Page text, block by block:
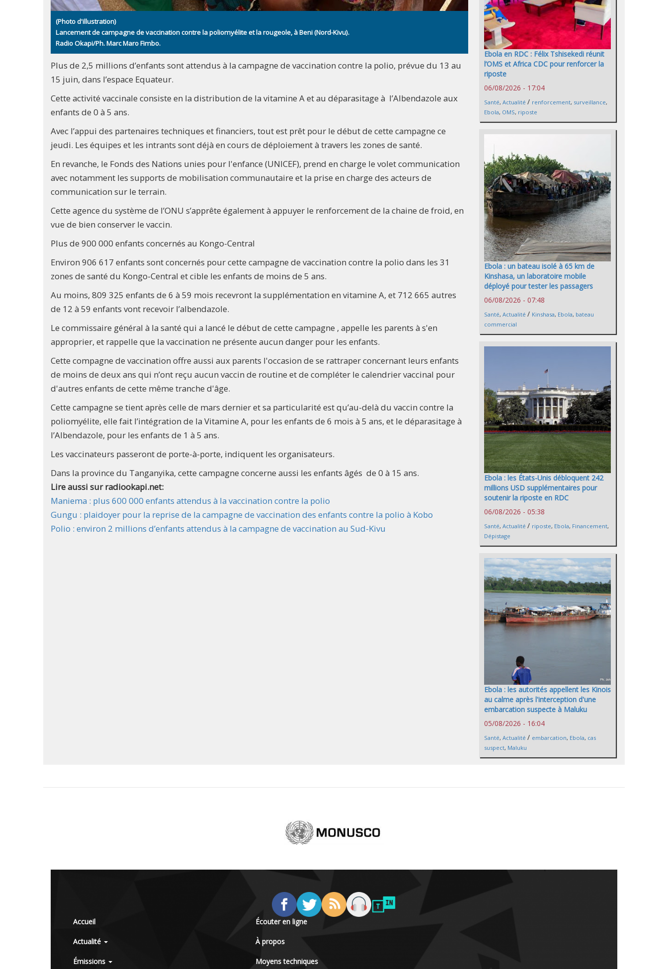
(Photo d'illustration)
Lancement de campagne de vaccination contre la poliomyélite et la rougeole, à Beni (Nord-Kivu).
Radio Okapi/Ph. Marc Maro Fimbo.
Plus de 2,5 millions d’enfants sont attendus à la campagne de vaccination contre la polio, prévue du 13 au
15 juin, dans l’espace Equateur.
Cette activité vaccinale consiste en la distribution de la vitamine A et au déparasitage à l’Albendazole aux
enfants de 0 à 5 ans.
Avec l’appui des partenaires techniques et financiers, tout est prêt pour le début de cette campagne ce
jeudi. Les équipes et les intrants sont déjà en cours de déploiement à travers les zones de santé.
En revanche, le Fonds des Nations unies pour l'enfance (UNICEF), prend en charge le volet communication
avec notamment les supports de mobilisation communautaire et la prise en charge des acteurs de
communication sur le terrain.
Cette agence du système de l’ONU s’apprête également à appuyer le renforcement de la chaine de froid, en
vue de bien conserver le vaccin.
Plus de 900 000 enfants concernés au Kongo-Central
Environ 906 617 enfants sont concernés pour cette campagne de vaccination contre la polio dans les 31
zones de santé du Kongo-Central et cible les enfants de moins de 5 ans.
Au moins, 809 325 enfants de 6 à 59 mois recevront la supplémentation en vitamine A, et 712 665 autres
de 12 à 59 enfants vont recevoir l’albendazole.
Le commissaire général à la santé qui a lancé le début de cette campagne , appelle les parents à s'en
approprier, et rappelle que la vaccination ne présente aucun danger pour les enfants.
Cette compagne de vaccination offre aussi aux parents l'occasion de se rattraper concernant leurs enfants
de moins de deux ans qui n’ont reçu aucun vaccin de routine et de compléter le calendrier vaccinal pour
d'autres enfants de cette même tranche d'âge.
Cette campagne se tient après celle de mars dernier et sa particularité est qu’au-delà du vaccin contre la
poliomyélite, elle fait l’intégration de la Vitamine A, pour les enfants de 6 mois à 5 ans, et le déparasitage à
l’Albendazole, pour les enfants de 1 à 5 ans.
Les vaccinateurs passeront de porte-à-porte, indiquent les organisateurs.
Dans la province du Tanganyika, cette campagne concerne aussi les enfants âgés de 0 à 15 ans.
Lire aussi sur radiookapi.net:
Maniema : plus 600 000 enfants attendus à la vaccination contre la polio
Gungu : plaidoyer pour la reprise de la campagne de vaccination des enfants contre la polio à Kobo
Polio : environ 2 millions d’enfants attendus à la campagne de vaccination au Sud-Kivu
Ebola en RDC : Félix Tshisekedi réunit
l’OMS et Africa CDC pour renforcer la
riposte
06/08/2026 - 17:04
Santé, Actualité / renforcement, surveillance,
Ebola, OMS, riposte
Ebola : un bateau isolé à 65 km de
Kinshasa, un laboratoire mobile
déployé pour tester les passagers
06/08/2026 - 07:48
Santé, Actualité / Kinshasa, Ebola, bateau
commercial
Ebola : les États-Unis débloquent 242
millions USD supplémentaires pour
soutenir la riposte en RDC
06/08/2026 - 05:38
Santé, Actualité / riposte, Ebola, Financement,
Dépistage
Ebola : les autorités appellent les Kinois
au calme après l'interception d'une
embarcation suspecte à Maluku
05/08/2026 - 16:04
Santé, Actualité / embarcation, Ebola, cas
suspect, Maluku
Accueil
Actualité
Émissions
Écouter en ligne
À propos
Moyens techniques